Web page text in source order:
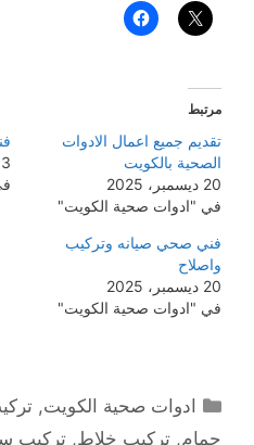
مرتبط
تقديم جميع اعمال الادوات
الصحية بالكويت
20 ديسمبر، 2025
في "ادوات صحية الكويت"
13
فني صحي صيانه وتركيب
واصلاح
20 ديسمبر، 2025
في "ادوات صحية الكويت"
التصنيفات
ادوات صحية الكويت,
حمام, تركيب خلاط, تركيب